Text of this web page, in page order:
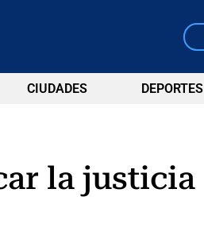
CIUDADES DEPORTES
la justicia